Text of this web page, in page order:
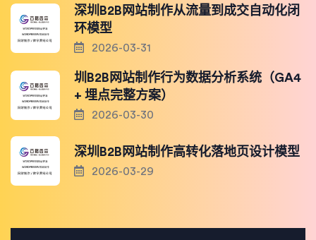
深圳B2B网站制作从流量到成交自动化闭
环模型
2026-03-31
圳B2B网站制作行为数据分析系统（GA4
+ 埋点完整方案）
2026-03-30
深圳B2B网站制作高转化落地页设计模型
2026-03-29